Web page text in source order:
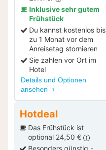
Inklusive sehr gutem
Frühstück
Du kannst kostenlos bis
zu 1 Monat vor dem
Anreisetag stornieren
Sie zahlen vor Ort im
Hotel
Details und Optionen
ansehen
Hotdeal
Das Frühstück ist
optional 24,50 €